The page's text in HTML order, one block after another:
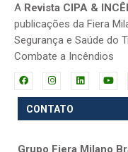
A Revista CIPA &
publicações da Fiera
Segurança e Saúde do
Combate a Incêndios
CONTATO
Grupo Fiera Milano